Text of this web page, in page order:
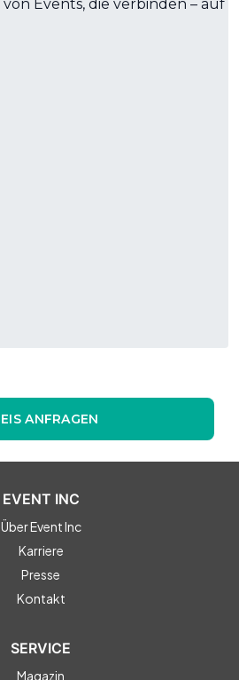
ANFRAGEN
EVENT INC
Über Event Inc
Karriere
Presse
Kontakt
SERVICE
Magazin